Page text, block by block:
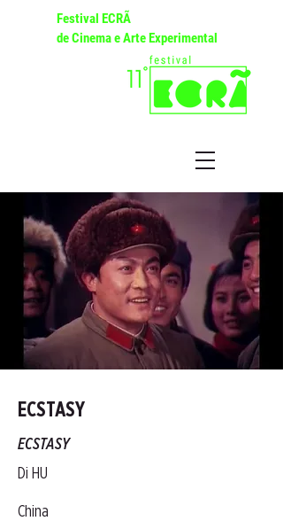
Festival ECRÃ
de Cinema e Arte Experimental
ECSTASY
ECSTASY
Di HU
China